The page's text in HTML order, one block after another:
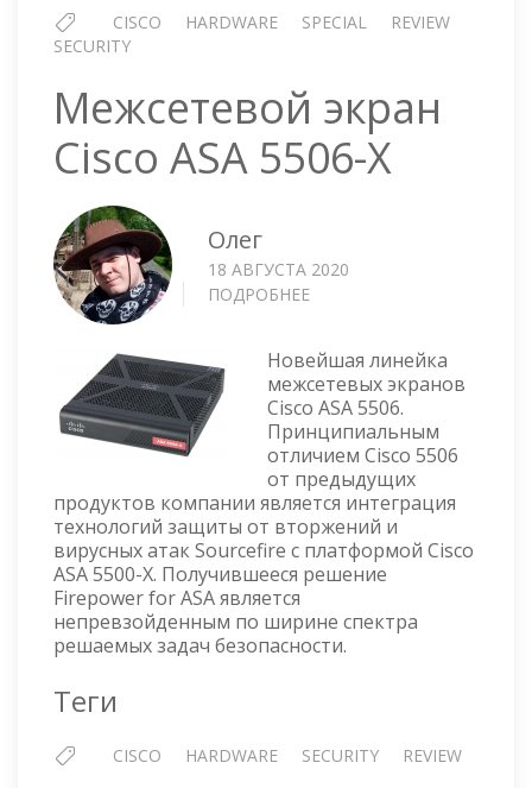
CISCO HARDWARE SPECIAL
REVIEW
SECURITY
Межсетевой экран
Cisco ASA 5506-X
Олег
18 АВГУСТА 2020
ПОДРОБНЕЕ
CISCO
ASA
5506-
X
Новейшая линейка
межсетевых экранов
Cisco ASA 5506.
Принципиальным
отличием Cisco 5506
от предыдущих
продуктов компании является интеграция
технологий защиты от вторжений и
вирусных атак Sourcefire с платформой Cisco
ASA 5500-X. Получившееся решение
Firepower for ASA является
непревзойденным по ширине спектра
решаемых задач безопасности.
Теги
CISCO HARDWARE SECURITY REVIEW